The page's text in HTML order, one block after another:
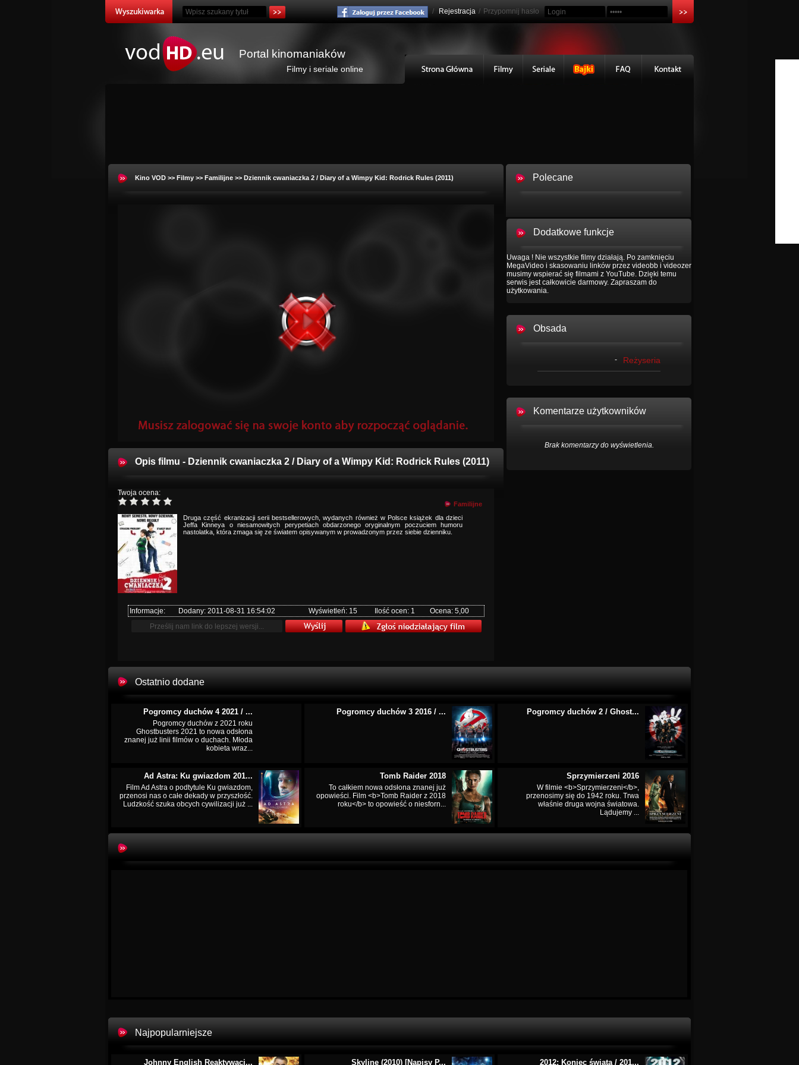
/ Rejestracja / Przypomnij hasło
Portal kinomaniaków
Filmy i seriale online
Kino VOD >> Filmy >> Familijne >> Dziennik cwaniaczka 2 / Diary of a Wimpy Kid: Rodrick Rules (2011)
Opis filmu - Dziennik cwaniaczka 2 / Diary of a Wimpy Kid: Rodrick Rules (2011)
Twoja ocena:
Familijne
Druga część ekranizacji serii bestsellerowych, wydanych również w Polsce książek dla dzieci
Jeffa Kinneya o niesamowitych perypetiach obdarzonego oryginalnym poczuciem humoru
nastolatka, która zmaga się ze światem opisywanym w prowadzonym przez siebie dzienniku.
Informacje: Dodany: 2011-08-31 16:54:02 Wyświetleń: 15 Ilość ocen: 1 Ocena: 5,00
Polecane
Dodatkowe funkcje
Uwaga ! Nie wszystkie filmy działają. Po zamknięciu
MegaVideo i skasowaniu linków przez videobb i videozer
musimy wspierać się filmami z YouTube. Dzięki temu
serwis jest całkowicie darmowy. Zapraszam do
użytkowania.
Obsada
- Reżyseria
Komentarze użytkowników
Brak komentarzy do wyświetlenia.
Ostatnio dodane
Pogromcy duchów 4 2021 / ...
Pogromcy duchów z 2021 roku
Ghostbusters 2021 to nowa odsłona
znanej już linii filmów o duchach. Młoda
kobieta wraz...
Pogromcy duchów 3 2016 / ... Pogromcy duchów 2 / Ghost...
Ad Astra: Ku gwiazdom 201...
Film Ad Astra o podtytule Ku gwiazdom,
przenosi nas o całe dekady w przyszłość.
Ludzkość szuka obcych cywilizacji już ...
Tomb Raider 2018
To całkiem nowa odsłona znanej już
opowieści. Film <b>Tomb Raider z 2018
roku</b> to opowieść o niesforn...
Sprzymierzeni 2016
W filmie <b>Sprzymierzeni</b>,
przenosimy się do 1942 roku. Trwa
właśnie druga wojna światowa.
Lądujemy ...
Najpopularniejsze
Johnny English Reaktywacj... Skyline (2010) [Napisy P... 2012: Koniec świata / 201...